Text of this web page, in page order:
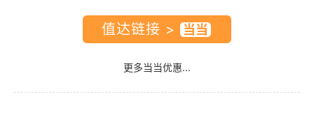
值达链接 >
更多当当优惠...